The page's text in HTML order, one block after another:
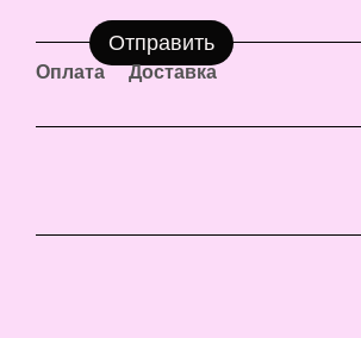
Отправить
Оплата Доставка